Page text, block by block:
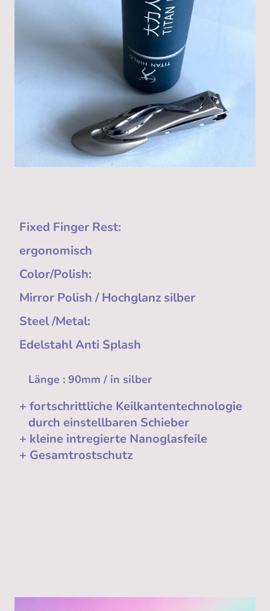
Fixed Finger Rest:
ergonomisch
Color/Polish:
Mirror Polish / Hochglanz silber
Steel /Metal:
Edelstahl Anti Splash
Länge : 90mm / in silber
+ fortschrittliche Keilkantentechnologie
durch einstellbaren Schieber
+ kleine intregierte Nanoglasfeile
+ Gesamtrostschutz